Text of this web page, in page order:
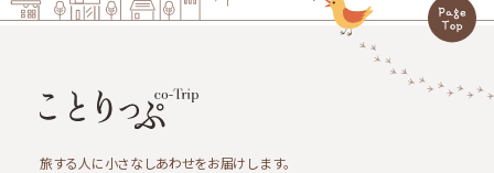
旅する人に小さなしあわせをお届けします。